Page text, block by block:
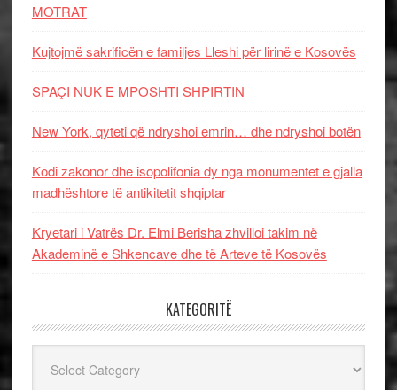
MOTRAT
Kujtojmë sakrificën e familjes Lleshi për lirinë e Kosovës
SPAÇI NUK E MPOSHTI SHPIRTIN
New York, qyteti që ndryshoi emrin… dhe ndryshoi botën
Kodi zakonor dhe isopolifonia dy nga monumentet e gjalla
madhështore të antikitetit shqiptar
Kryetari i Vatrës Dr. Elmi Berisha zhvilloi takim në
Akademinë e Shkencave dhe të Arteve të Kosovës
KATEGORITË